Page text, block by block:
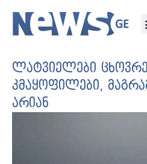
ლატვიელები
კმაყოფილები,
არიან